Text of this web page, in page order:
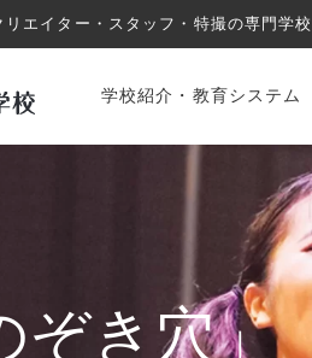
エイター・スタッフ・特撮の専門学校
学校紹介・教育システム
ぞき穴」